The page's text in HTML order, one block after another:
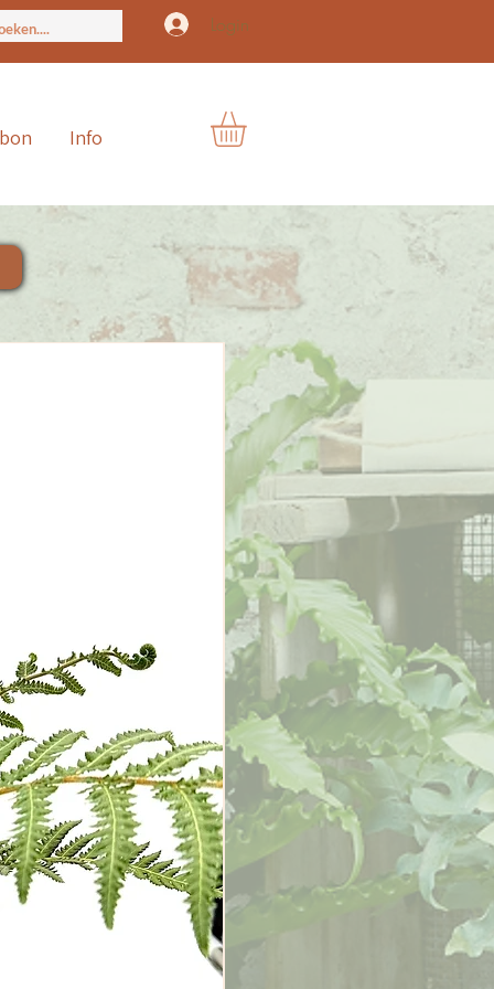
Login
Info